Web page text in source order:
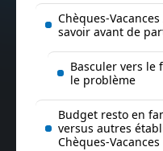
Chèques-
savoir avant de
Basculer vers le
le problème
Budget resto en
versus autres
Chèques-Vacances